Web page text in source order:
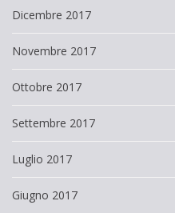
Dicembre 2017
Novembre 2017
Ottobre 2017
Settembre 2017
Luglio 2017
Giugno 2017